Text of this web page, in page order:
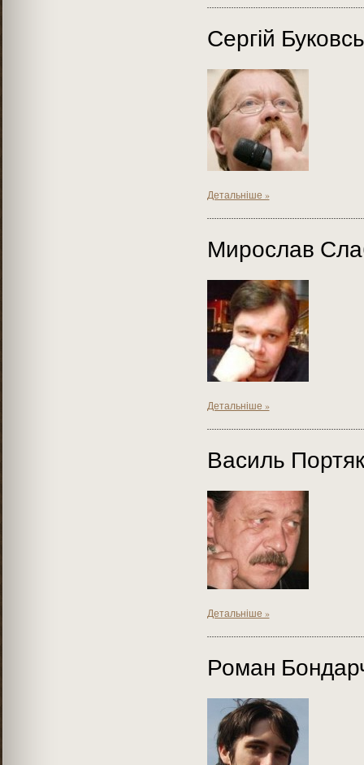
Сергій
Детальніше »
Мирослав
Детальніше »
Василь Портяк
Детальніше »
Роман